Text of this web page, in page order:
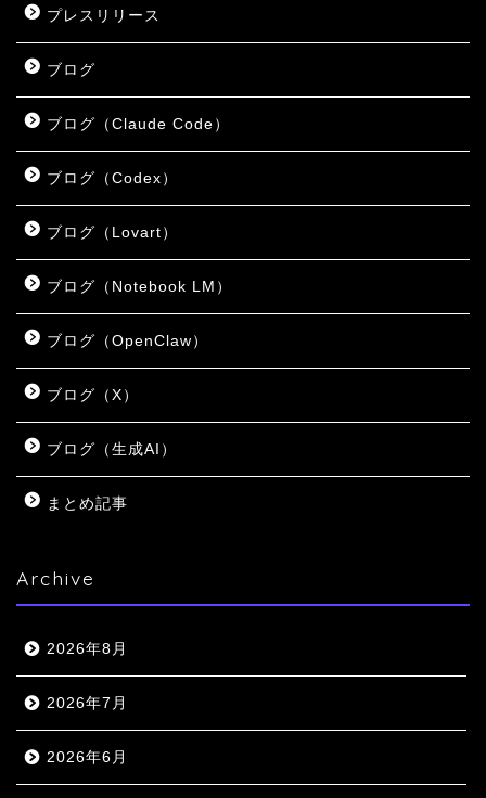
プレスリリース
ブログ
ブログ（Claude Code）
ブログ（Codex）
ブログ（Lovart）
ブログ（Notebook LM）
ブログ（OpenClaw）
ブログ（X）
ブログ（生成AI）
まとめ記事
Archive
2026年8月
2026年7月
2026年6月